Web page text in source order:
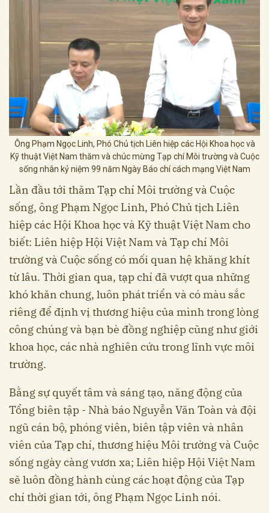
Ông Phạm Ngọc Linh, Phó Chủ tịch Liên hiệp các Hội Khoa học và
Kỹ thuật Việt Nam thăm và chúc mừng Tạp chí Môi trường và Cuộc
sống nhân kỷ niệm 99 năm Ngày Báo chí cách mạng Việt Nam
Lần đầu tới thăm Tạp chí Môi trường và Cuộc
sống, ông Phạm Ngọc Linh, Phó Chủ tịch Liên
hiệp các Hội Khoa học và Kỹ thuật Việt Nam cho
biết: Liên hiệp Hội Việt Nam và Tạp chí Môi
trường và Cuộc sống có mối quan hệ khăng khít
từ lâu. Thời gian qua, tạp chí đã vượt qua những
khó khăn chung, luôn phát triển và có màu sắc
riêng để định vị thương hiệu của mình trong lòng
công chúng và bạn bè đồng nghiệp cũng như giới
khoa học, các nhà nghiên cứu trong lĩnh vực môi
trường.
Bằng sự quyết tâm và sáng tạo, năng động của
Tổng biên tập - Nhà báo Nguyễn Văn Toàn và đội
ngũ cán bộ, phóng viên, biên tập viên và nhân
viên của Tạp chí , thương hiệu Môi trường và Cuộc
sống ngày càng vươn xa; Liên hiệp Hội Việt Nam
sẽ luôn đồng hành cùng các hoạt động của Tạp
chí thời gian tới, ông Phạm Ngọc Linh nói.